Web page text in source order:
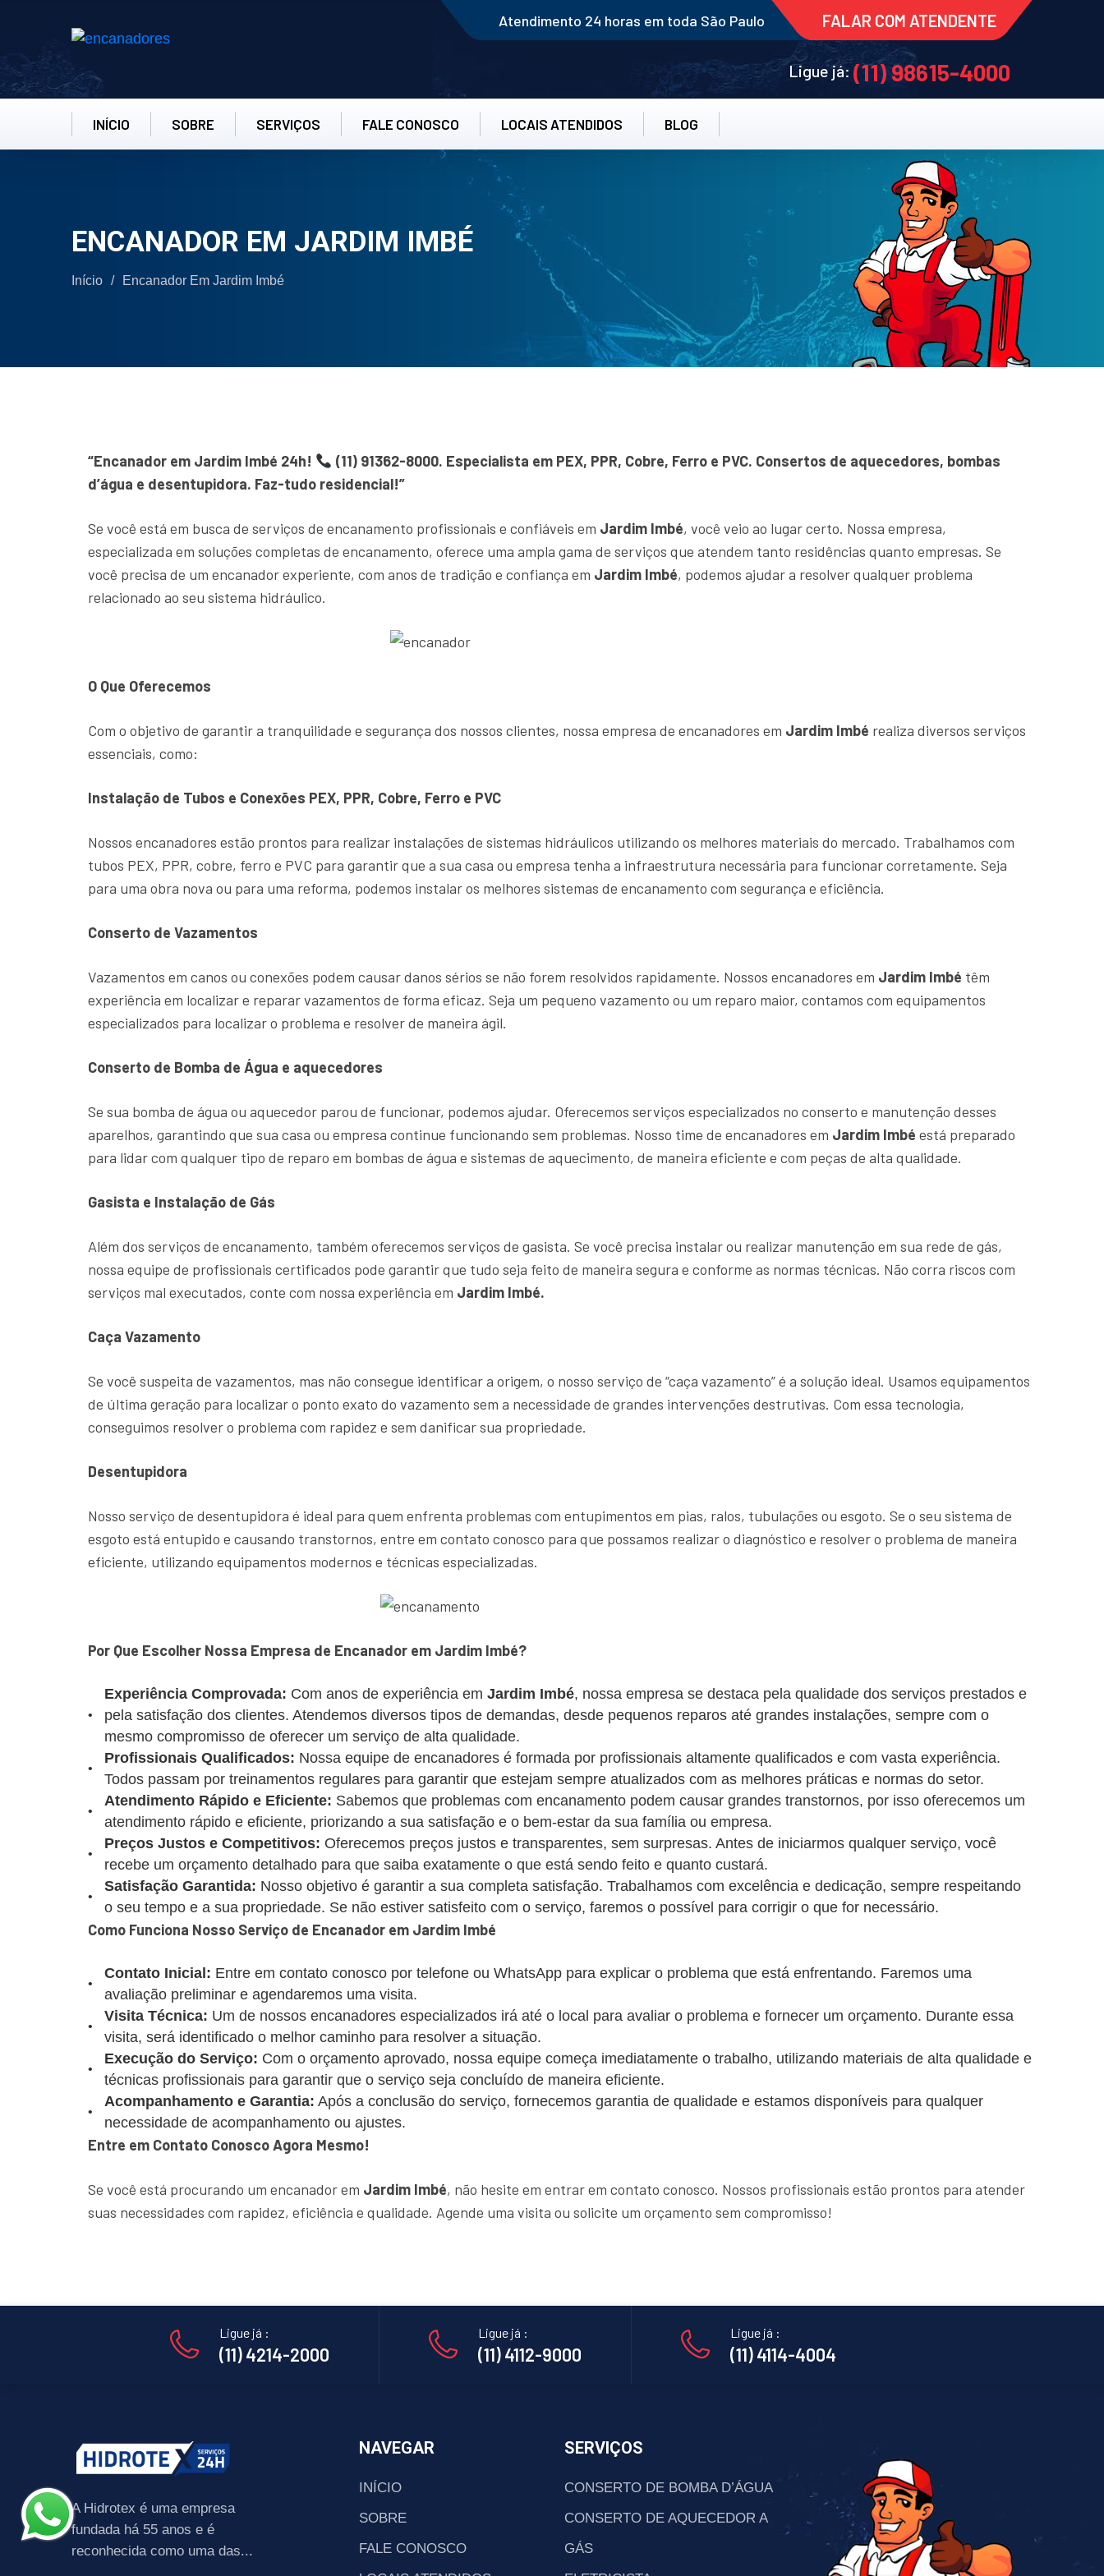
Atendimento 24 horas em toda São Paulo FALAR COM ATENDENTE
Ligue já: (11) 98615-4000
INÍCIO SOBRE SERVIÇOS FALE CONOSCO LOCAIS ATENDIDOS BLOG
ENCANADOR EM JARDIM IMBÉ
Início / Encanador Em Jardim Imbé
“Encanador em Jardim Imbé 24h!
(11) 91362-8000. Especialista em PEX, PPR, Cobre, Ferro e PVC. Consertos de aquecedores, bombas
d’água e desentupidora. Faz-tudo residencial!”
Se você está em busca de serviços de encanamento profissionais e confiáveis em Jardim Imbé, você veio ao lugar certo. Nossa empresa,
especializada em soluções completas de encanamento, oferece uma ampla gama de serviços que atendem tanto residências quanto empresas. Se
você precisa de um encanador experiente, com anos de tradição e confiança em Jardim Imbé, podemos ajudar a resolver qualquer problema
relacionado ao seu sistema hidráulico.
O Que Oferecemos
Com o objetivo de garantir a tranquilidade e segurança dos nossos clientes, nossa empresa de encanadores em Jardim Imbé realiza diversos serviços
essenciais, como:
Instalação de Tubos e Conexões PEX, PPR, Cobre, Ferro e PVC
Nossos encanadores estão prontos para realizar instalações de sistemas hidráulicos utilizando os melhores materiais do mercado. Trabalhamos com
tubos PEX, PPR, cobre, ferro e PVC para garantir que a sua casa ou empresa tenha a infraestrutura necessária para funcionar corretamente. Seja
para uma obra nova ou para uma reforma, podemos instalar os melhores sistemas de encanamento com segurança e eficiência.
Conserto de Vazamentos
Vazamentos em canos ou conexões podem causar danos sérios se não forem resolvidos rapidamente. Nossos encanadores em Jardim Imbé têm
experiência em localizar e reparar vazamentos de forma eficaz. Seja um pequeno vazamento ou um reparo maior, contamos com equipamentos
especializados para localizar o problema e resolver de maneira ágil.
Conserto de Bomba de Água e aquecedores
Se sua bomba de água ou aquecedor parou de funcionar, podemos ajudar. Oferecemos serviços especializados no conserto e manutenção desses
aparelhos, garantindo que sua casa ou empresa continue funcionando sem problemas. Nosso time de encanadores em Jardim Imbé está preparado
para lidar com qualquer tipo de reparo em bombas de água e sistemas de aquecimento, de maneira eficiente e com peças de alta qualidade.
Gasista e Instalação de Gás
Além dos serviços de encanamento, também oferecemos serviços de gasista. Se você precisa instalar ou realizar manutenção em sua rede de gás,
nossa equipe de profissionais certificados pode garantir que tudo seja feito de maneira segura e conforme as normas técnicas. Não corra riscos com
serviços mal executados, conte com nossa experiência em Jardim Imbé.
Caça Vazamento
Se você suspeita de vazamentos, mas não consegue identificar a origem, o nosso serviço de “caça vazamento” é a solução ideal. Usamos equipamentos
de última geração para localizar o ponto exato do vazamento sem a necessidade de grandes intervenções destrutivas. Com essa tecnologia,
conseguimos resolver o problema com rapidez e sem danificar sua propriedade.
Desentupidora
Nosso serviço de desentupidora é ideal para quem enfrenta problemas com entupimentos em pias, ralos, tubulações ou esgoto. Se o seu sistema de
esgoto está entupido e causando transtornos, entre em contato conosco para que possamos realizar o diagnóstico e resolver o problema de maneira
eficiente, utilizando equipamentos modernos e técnicas especializadas.
Por Que Escolher Nossa Empresa de Encanador em Jardim Imbé?
Experiência Comprovada: Com anos de experiência em Jardim Imbé, nossa empresa se destaca pela qualidade dos serviços prestados e
pela satisfação dos clientes. Atendemos diversos tipos de demandas, desde pequenos reparos até grandes instalações, sempre com o
mesmo compromisso de oferecer um serviço de alta qualidade.
Profissionais Qualificados: Nossa equipe de encanadores é formada por profissionais altamente qualificados e com vasta experiência.
Todos passam por treinamentos regulares para garantir que estejam sempre atualizados com as melhores práticas e normas do setor.
Atendimento Rápido e Eficiente: Sabemos que problemas com encanamento podem causar grandes transtornos, por isso oferecemos um
atendimento rápido e eficiente, priorizando a sua satisfação e o bem-estar da sua família ou empresa.
Preços Justos e Competitivos: Oferecemos preços justos e transparentes, sem surpresas. Antes de iniciarmos qualquer serviço, você
recebe um orçamento detalhado para que saiba exatamente o que está sendo feito e quanto custará.
Satisfação Garantida: Nosso objetivo é garantir a sua completa satisfação. Trabalhamos com excelência e dedicação, sempre respeitando
o seu tempo e a sua propriedade. Se não estiver satisfeito com o serviço, faremos o possível para corrigir o que for necessário.
Como Funciona Nosso Serviço de Encanador em Jardim Imbé
Contato Inicial: Entre em contato conosco por telefone ou WhatsApp para explicar o problema que está enfrentando. Faremos uma
avaliação preliminar e agendaremos uma visita.
Visita Técnica: Um de nossos encanadores especializados irá até o local para avaliar o problema e fornecer um orçamento. Durante essa
visita, será identificado o melhor caminho para resolver a situação.
Execução do Serviço: Com o orçamento aprovado, nossa equipe começa imediatamente o trabalho, utilizando materiais de alta qualidade e
técnicas profissionais para garantir que o serviço seja concluído de maneira eficiente.
Acompanhamento e Garantia: Após a conclusão do serviço, fornecemos garantia de qualidade e estamos disponíveis para qualquer
necessidade de acompanhamento ou ajustes.
Entre em Contato Conosco Agora Mesmo!
Se você está procurando um encanador em Jardim Imbé, não hesite em entrar em contato conosco. Nossos profissionais estão prontos para atender
suas necessidades com rapidez, eficiência e qualidade. Agende uma visita ou solicite um orçamento sem compromisso!
Ligue já :
(11) 4214-2000
Ligue já :
(11) 4112-9000
Ligue já :
(11) 4114-4004
A Hidrotex é uma empresa
fundada há 55 anos e é
reconhecida como uma das...
NAVEGAR
INÍCIO
SOBRE
FALE CONOSCO
SERVIÇOS
CONSERTO DE BOMBA D’ÁGUA
CONSERTO DE AQUECEDOR A
GÁS